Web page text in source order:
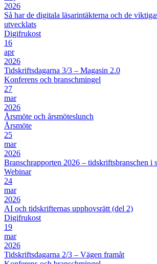
2026
Så har de digitala läsarintäkterna och de
utvecklats
Digifrukost
16
apr
2026
Tidskriftsdagarna 3/3 – Magasin 2.0
Konferens och branschmingel
27
mar
2026
Årsmöte och årsmöteslunch
Årsmöte
25
mar
2026
Branschrapporten 2026 – tidskriftsbranschen i
Webinar
24
mar
2026
AI och tidskrifternas upphovsrätt (del 2)
Digifrukost
19
mar
2026
Tidskriftsdagarna 2/3 – Vägen framåt